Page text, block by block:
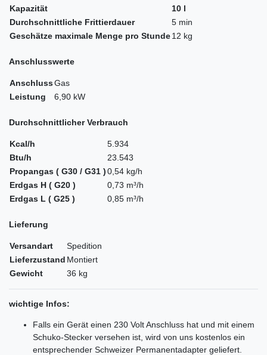
Kapazität
10 l
Durchschnittliche Frittierdauer
5 min
Geschätze maximale Menge pro Stunde12 kg
Anschlusswerte
AnschlussGas
Leistung
6,90 kW
Durchschnittlicher Verbrauch
Kcal/h
5.934
Btu/h
23.543
Propangas ( G30 / G31 )0,54 kg/h
Erdgas H ( G20 )
0,73 m³/h
Erdgas L ( G25 )
0,85 m³/h
Lieferung
Versandart
Spedition
Lieferzustand Montiert
Gewicht
36 kg
wichtige Infos:
Falls ein Gerät einen 230 Volt Anschluss hat und mit einem
Schuko-Stecker versehen ist, wird von uns kostenlos ein
entsprechender Schweizer Permanentadapter geliefert.